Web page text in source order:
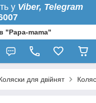
у Viber, Telegram
"Papa-mama"
для двійнят